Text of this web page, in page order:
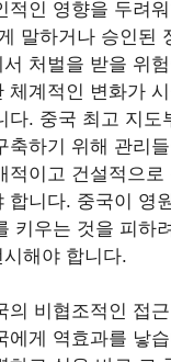
적인 영향을 두려
말하거나 승인된
처벌을 받을 위
체계적인 변화가
다. 중국 최고 지도
축하기 위해 관리
적이고 건설적으로
합니다. 중국이 영
키우는 것을 피하
해야 합니다.
의 비협조적인 접
에게 역효과를 낳